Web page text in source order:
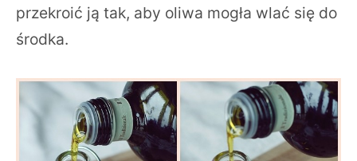
przekroić ją tak, aby oliwa mogła wlać się do
środka.